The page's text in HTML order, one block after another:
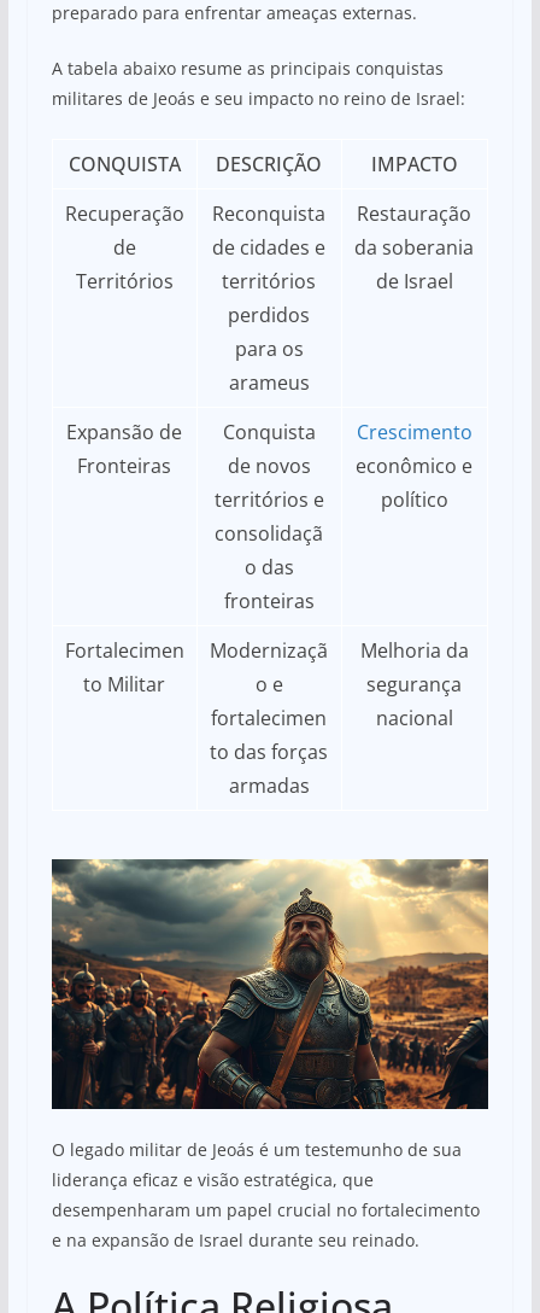
preparado para enfrentar ameaças externas.
A tabela abaixo resume as principais conquistas
militares de Jeoás e seu impacto no reino de Israel:
CONQUISTA DESCRIÇÃO
IMPACTO
Recuperação
de
Territórios
Reconquista
de cidades e
territórios
perdidos
para os
arameus
Restauração
da soberania
de Israel
Expansão de
Fronteiras
Conquista
de novos
territórios e
consolidaçã
o das
fronteiras
Crescimento
econômico e
político
Fortalecimen
to Militar
Modernizaçã
o e
fortalecimen
to das forças
armadas
Melhoria da
segurança
nacional
O legado militar de Jeoás é um testemunho de sua
liderança eficaz e visão estratégica, que
desempenharam um papel crucial no fortalecimento
e na expansão de Israel durante seu reinado.